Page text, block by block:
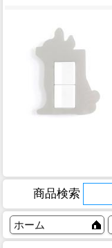
商品検索
ホーム